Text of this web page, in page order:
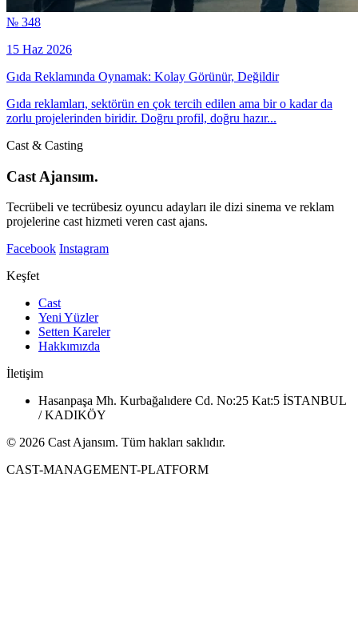
№ 348
15 Haz 2026
Gıda Reklamında Oynamak: Kolay Görünür, Değildir
Gıda reklamları, sektörün en çok tercih edilen ama bir o kadar da
zorlu projelerinden biridir. Doğru profil, doğru hazır...
Cast & Casting
Cast Ajansım.
Tecrübeli ve tecrübesiz oyuncu adayları ile dizi sinema ve reklam
projelerine cast hizmeti veren cast ajans.
Facebook Instagram
Keşfet
Cast
Yeni Yüzler
Setten Kareler
Hakkımızda
İletişim
Hasanpaşa Mh. Kurbağalıdere Cd. No:25 Kat:5 İSTANBUL
/ KADIKÖY
© 2026 Cast Ajansım. Tüm hakları saklıdır.
CAST-MANAGEMENT-PLATFORM